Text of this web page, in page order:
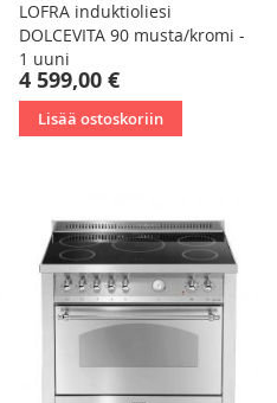
LOFRA induktioliesi
DOLCEVITA 90 musta/kromi -
1 uuni
4 599,00 €
Lisää ostoskoriin